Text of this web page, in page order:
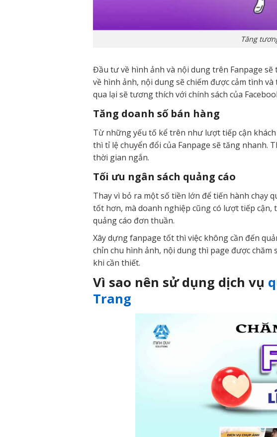
Tăng
Đầu tư về hình ảnh và nội dung trên Fanpage
về hình ảnh, nội dung sẽ chiếm được cảm tình
qua lại sẽ tương thích với chính sách của
Tăng doanh số bán hàng
Từ những yếu tố kể trên như lượt tiếp cận
thì tỉ lệ chuyển đổi của Fanpage sẽ tăng nhanh.
thời gian ngắn.
Tối ưu ngân sách quảng cáo
Thay vì bỏ ra một số tiền lớn để tiến hành chạy
tốt hơn, mà doanh nghiệp cũng có lượt tiếp
quảng cáo đơn thuần.
Xây dựng fanpage tốt thì việc không cần đến
chỉn chu hình ảnh, nội dung thì page được chăm
khi cần thiết.
Vì sao nên sử dụng dịch vụ
Trang